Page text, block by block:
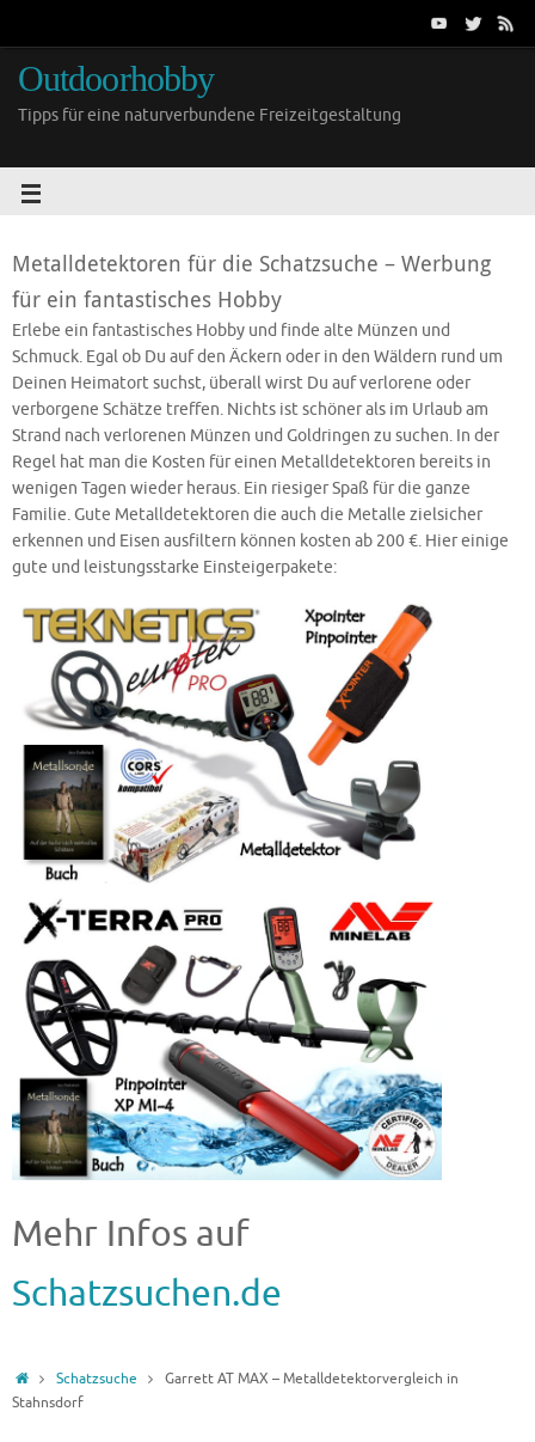
Outdoorhobby
Tipps für eine naturverbundene Freizeitgestaltung
Metalldetektoren für die Schatzsuche – Werbung
für ein fantastisches Hobby
Erlebe ein fantastisches Hobby und finde alte Münzen und
Schmuck. Egal ob Du auf den Äckern oder in den Wäldern rund um
Deinen Heimatort suchst, überall wirst Du auf verlorene oder
verborgene Schätze treffen. Nichts ist schöner als im Urlaub am
Strand nach verlorenen Münzen und Goldringen zu suchen. In der
Regel hat man die Kosten für einen Metalldetektoren bereits in
wenigen Tagen wieder heraus. Ein riesiger Spaß für die ganze
Familie. Gute Metalldetektoren die auch die Metalle zielsicher
erkennen und Eisen ausfiltern können kosten ab 200 €. Hier einige
gute und leistungsstarke Einsteigerpakete:
Mehr Infos auf
Schatzsuchen.de
Schatzsuche
Garrett AT MAX – Metalldetektorvergleich in
Stahnsdorf